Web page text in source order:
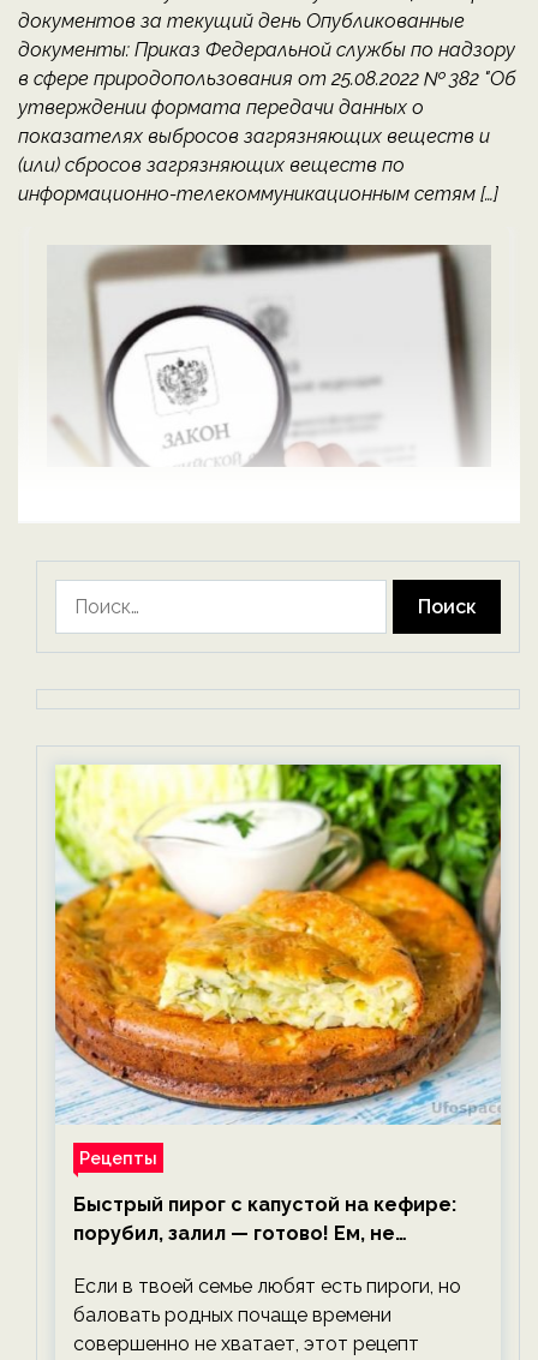
документов за текущий день Опубликованные
документы: Приказ Федеральной службы по надзору
в сфере природопользования от 25.08.2022 № 382 "Об
утверждении формата передачи данных о
показателях выбросов загрязняющих веществ и
(или) сбросов загрязняющих веществ по
информационно-телекоммуникационным сетям […]
Рецепты
Быстрый пирог с капустой на кефире:
порубил, залил — готово! Ем, не
Если в твоей семье любят есть пироги, но
баловать родных почаще времени
совершенно не хватает, этот рецепт